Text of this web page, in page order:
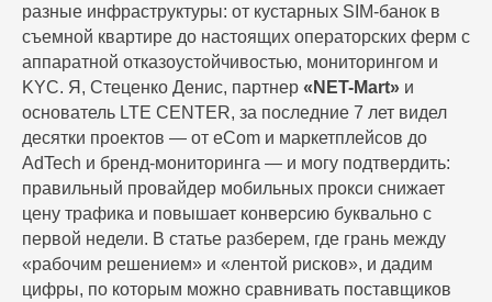
разные инфраструктуры: от кустарных SIM-банок в
съемной квартире до настоящих операторских ферм с
аппаратной отказоустойчивостью, мониторингом и
KYC. Я, Стеценко Денис, партнер «NET-Mart» и
основатель LTE CENTER, за последние 7 лет видел
десятки проектов — от eCom и маркетплейсов до
AdTech и бренд-мониторинга — и могу подтвердить:
правильный провайдер мобильных прокси снижает
цену трафика и повышает конверсию буквально с
первой недели. В статье разберем, где грань между
«рабочим решением» и «лентой рисков», и дадим
цифры, по которым можно сравнивать поставщиков
Знаем проблемы, поэтому сделали лучше:
мобильные прокси,
устойчивые к ошибкам, под
ваши задачи.
Авторизуйтесь в личном
кабинете